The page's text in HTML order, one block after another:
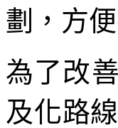
劃，方
為了改
及化路